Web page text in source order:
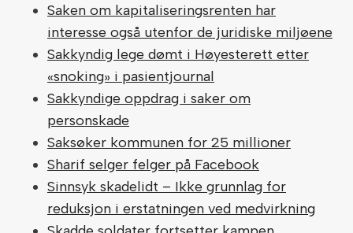
Saken om kapitaliseringsrenten har
interesse også utenfor de juridiske miljøene
Sakkyndig lege dømt i Høyesterett etter
«snoking» i pasientjournal
Sakkyndige oppdrag i saker om
personskade
Saksøker kommunen for 25 millioner
Sharif selger felger på Facebook
Sinnsyk skadelidt – Ikke grunnlag for
reduksjon i erstatningen ved medvirkning